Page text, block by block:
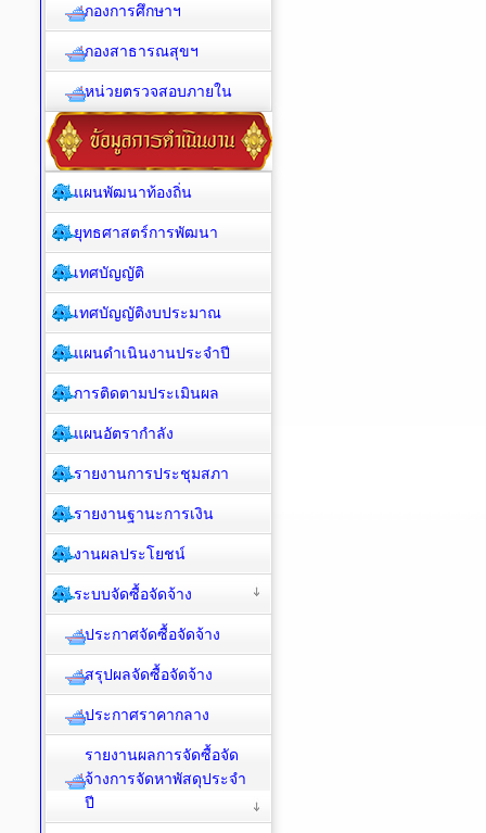
กองการศึกษาฯ
กองสาธารณสุขฯ
หน่วยตรวจสอบภายใน
แผนพัฒนาท้องถิ่น
ยุทธศาสตร์การพัฒนา
เทศบัญญัติ
เทศบัญญัติงบประมาณ
แผนดำเนินงานประจำปี
การติดตามประเมินผล
แผนอัตรากำลัง
รายงานการประชุมสภา
รายงานฐานะการเงิน
งานผลประโยชน์
ระบบจัดซื้อจัดจ้าง
ประกาศจัดซื้อจัดจ้าง
สรุปผลจัดซื้อจัดจ้าง
ประกาศราคากลาง
รายงานผลการจัดซื้อจัด
จ้างการจัดหาพัสดุประจำ
ปี